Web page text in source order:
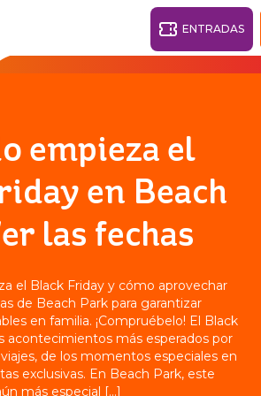
Fortaleza - CE 28°
ENTRADAS
empieza el
en Beach
las fechas
el Black Friday y cómo aprovechar
de Beach Park para garantizar
en familia. ¡Compruébelo! El Black
acontecimientos más esperados por
de los momentos especiales en
exclusivas. En Beach Park, este
más especial [...]